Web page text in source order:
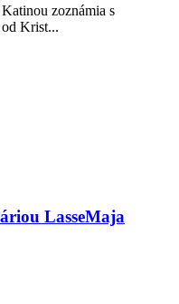
zoznámia s
Krist...
LasseMaja